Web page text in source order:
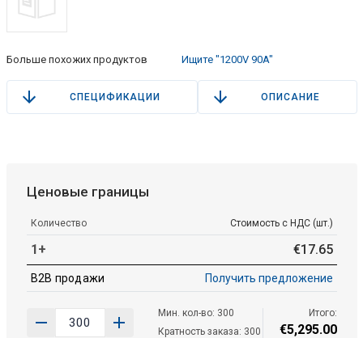
Больше похожих продуктов Ищите "1200V 90A"
СПЕЦИФИКАЦИИ ОПИСАНИЕ
Ценовые границы
Количество Стоимость с НДС (шт.)
1+ €17.65
B2B продажи Получить предложение
Мин. кол-во: 300
Кратность заказа: 300
Итого:
€5,295.00